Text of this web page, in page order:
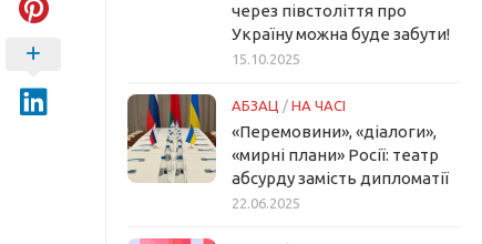
через півстоліття про
Україну можна буде забути!
15.10.2025
АБЗАЦ / НА ЧАСІ
«Перемовини», «діалоги»,
«мирні плани» Росії: театр
абсурду замість дипломатії
22.06.2025